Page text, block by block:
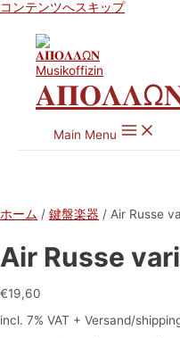
コンテンツへスキップ
𝚨𝚷𝚶𝚲𝚲Ω𝚴
Main Menu
ホーム / 鍵盤楽器 / Air Russe
Air Russe
€19,60
incl. 7% VAT + Versand/